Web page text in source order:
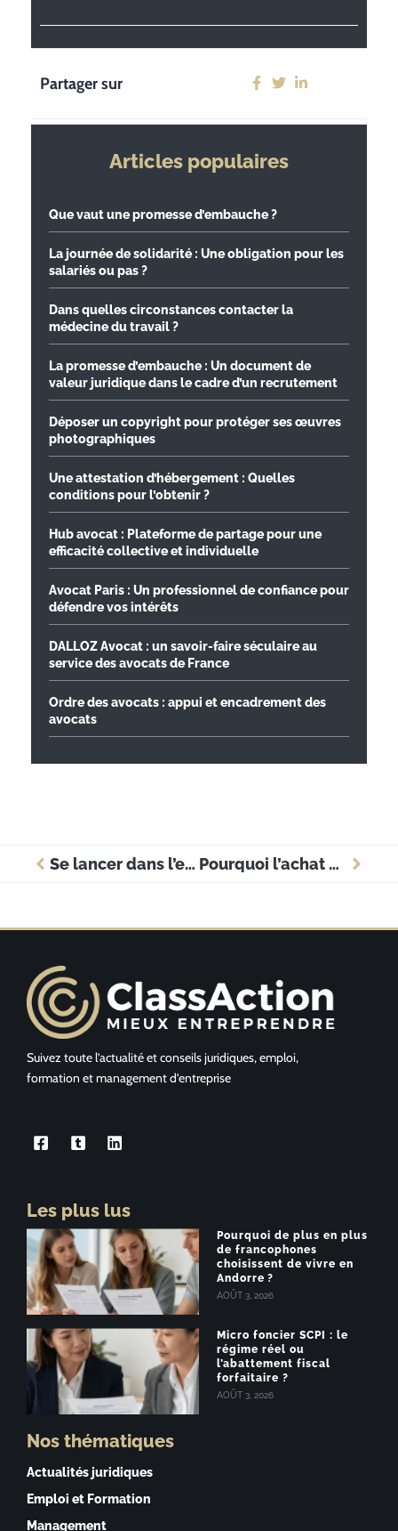
Partager sur
Articles populaires
Que vaut une promesse d’embauche ?
La journée de solidarité : Une obligation pour les
salariés ou pas ?
Dans quelles circonstances contacter la
médecine du travail ?
La promesse d’embauche : Un document de
valeur juridique dans le cadre d’un recrutement
Déposer un copyright pour protéger ses œuvres
photographiques
Une attestation d’hébergement : Quelles
conditions pour l’obtenir ?
Hub avocat : Plateforme de partage pour une
efficacité collective et individuelle
Avocat Paris : Un professionnel de confiance pour
défendre vos intérêts
DALLOZ Avocat : un savoir-faire séculaire au
service des avocats de France
Ordre des avocats : appui et encadrement des
avocats
Se lancer dans l’entrepreneuriat sans partir de zéro : une voie souvent sous-estimée Pourquoi l’achat d’un dépanneur est différent de l’achat d’un supermarché au Canada
Suivez toute l’actualité et conseils juridiques, emploi,
formation et management d’entreprise
Les plus lus
Pourquoi de plus en plus
de francophones
choisissent de vivre en
Andorre ?
AOÛT 3, 2026
Micro foncier SCPI : le
régime réel ou
l’abattement fiscal
forfaitaire ?
AOÛT 3, 2026
Nos thématiques
Actualités juridiques
Emploi et Formation
Management